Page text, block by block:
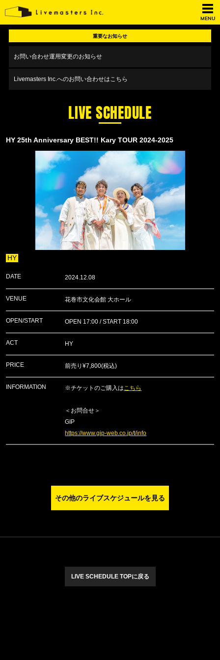
MENU
重要なお知らせ
お問い合わせ運用変更のお知らせ
Livemasters Inc.へのお問い合わせはこちら
LIVE SCHEDULE
HY 25th Anniversary BEST!! Kary TOUR 2024-2025
HY
DATE 2024.12.08
VENUE 花巻市文化会館 大ホール
OPEN/START OPEN 17:00 / START 18:00
ACT HY
PRICE 前売り¥7,800(税込)
INFORMATION ※チケットのご購入は こちら
＜お問合せ＞
GIP
https://www.gip-web.co.jp/t/info
その他のライブスケジュールを見る
LIVE SCHEDULE TOPに戻る